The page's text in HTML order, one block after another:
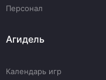
Персонал
Агидель
Календарь игр